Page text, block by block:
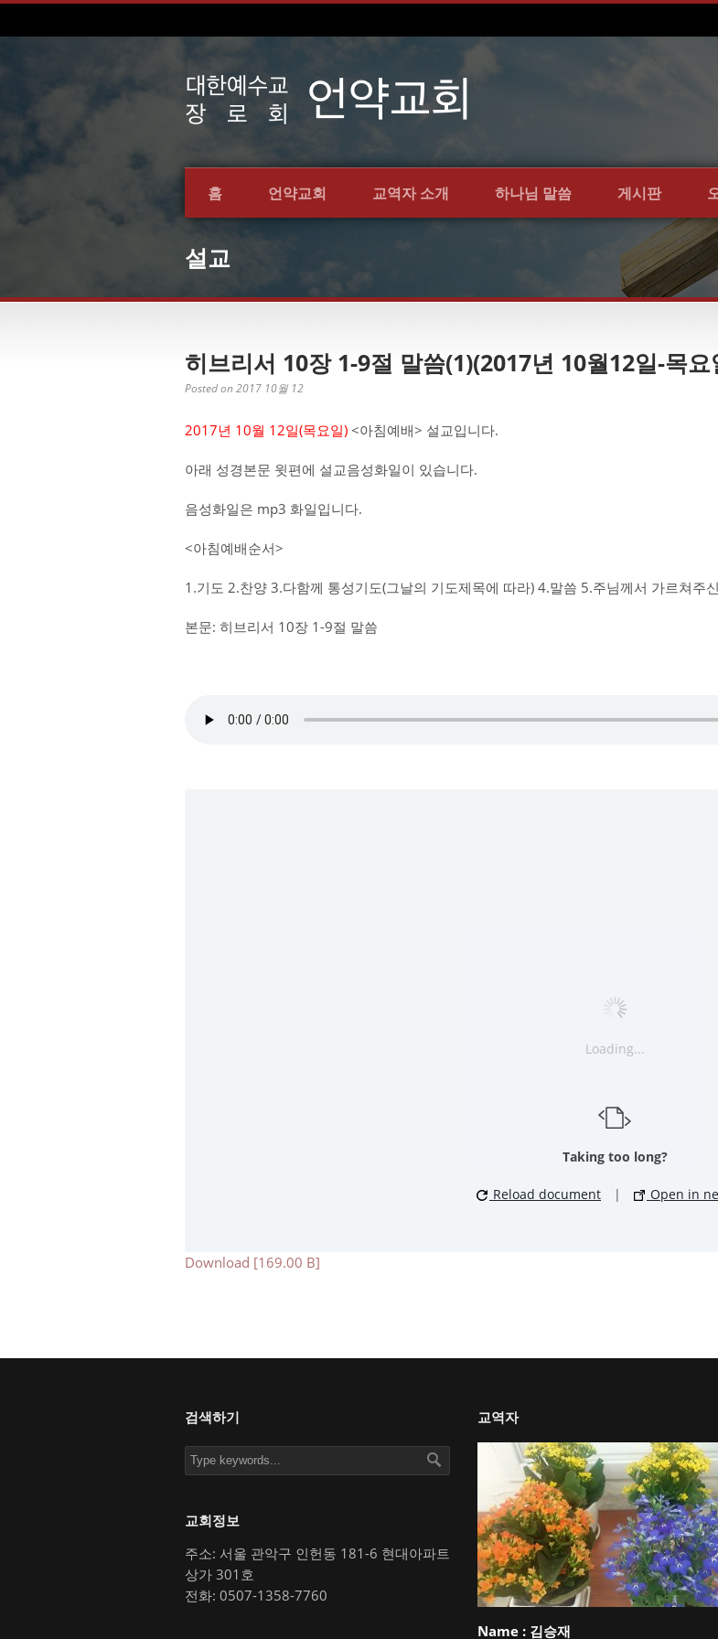
홈 언약교회 교역자 소개 하나님 말씀 게시판
설교
히브리서 10장 1-9절 말씀(1)(2017년 10월12일-목요
Posted on 2017 10월 12
2017년 10월 12일(목요일) <아침예배> 설교입니다.
아래 성경본문 윗편에 설교음성화일이 있습니다.
음성화일은 mp3 화일입니다.
<아침예배순서>
1.기도 2.찬양 3.다함께 통성기도(그날의 기도제목에 따라) 4.말씀 5.주님께서 가르쳐주
본문: 히브리서 10장 1-9절 말씀
Loading...
Taking too long?
Reload document | Open in
Download [169.00 B]
검색하기
교회정보
주소: 서울 관악구 인헌동 181-6 현대아파트
상가 301호
전화: 0507-1358-7760
교역자
Name :김승재